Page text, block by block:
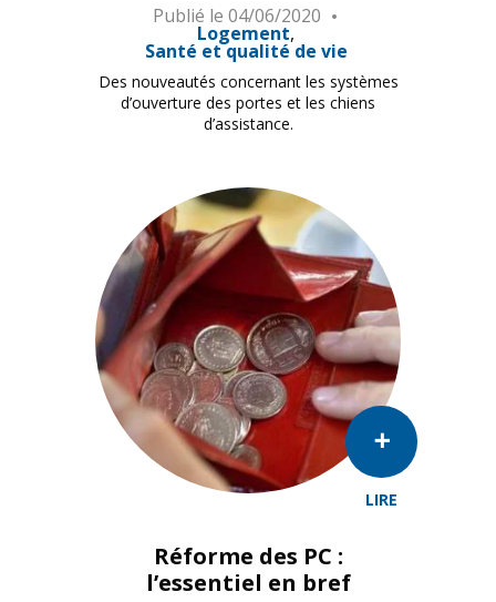
Publié le 04/06/2020
Logement
Santé et qualité de vie
Des nouveautés concernant les systèmes
d’ouverture des portes et les chiens
d’assistance.
LIRE
Réforme des PC :
l’essentiel en bref